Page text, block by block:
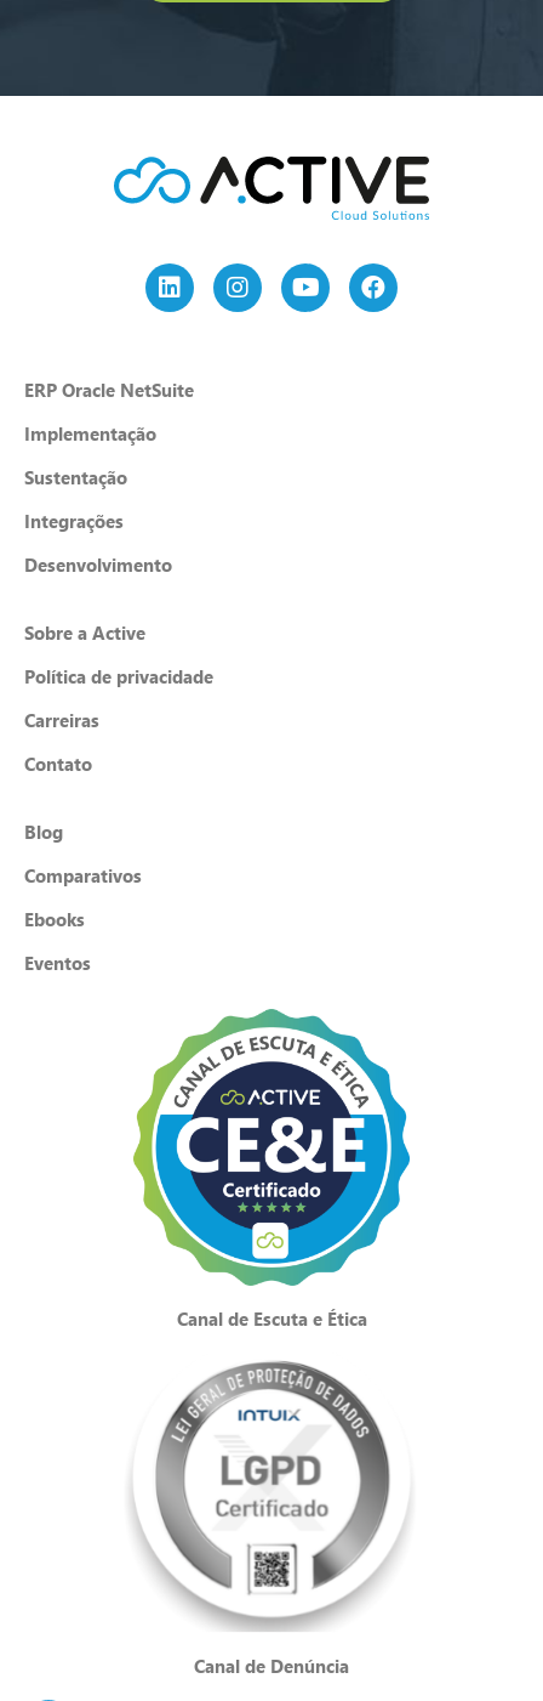
ERP Oracle NetSuite
Implementação
Sustentação
Integrações
Desenvolvimento
Sobre a Active
Política de privacidade
Carreiras
Contato
Blog
Comparativos
Ebooks
Eventos
Canal de Escuta e Ética
Canal de Denúncia